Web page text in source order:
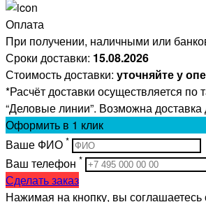
Оплата
При получении, наличными или
Сроки доставки: 15.08.2026
Стоимость доставки: уточняйте у
*Расчёт доставки осуществляется
“Деловые линии”. Возможна доставка
Оформить в 1 клик
Ваше ФИО *
Ваш телефон *
Сделать заказ
Нажимая на кнопку, вы соглашаетесь